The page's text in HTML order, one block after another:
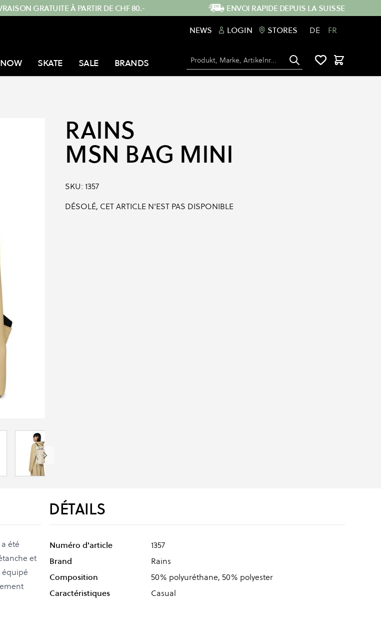
GRATUITE À PARTIR DE CHF 80.-
ENVOI RAPIDE DEPUIS LA SUISSE
NEWS
LOGIN STORES DE FR
SKATE SALE BRANDS Chercher Panier
RAINS
MSN BAG MINI
SKU: 1357
DÉSOLÉ, CET ARTICLE N'EST PAS DISPONIBLE
été
et
équipé
DÉTAILS
Numéro d'article
1357
Brand
Rains
Composition
50% polyuréthane, 50% polyester
Caractéristiques
Casual